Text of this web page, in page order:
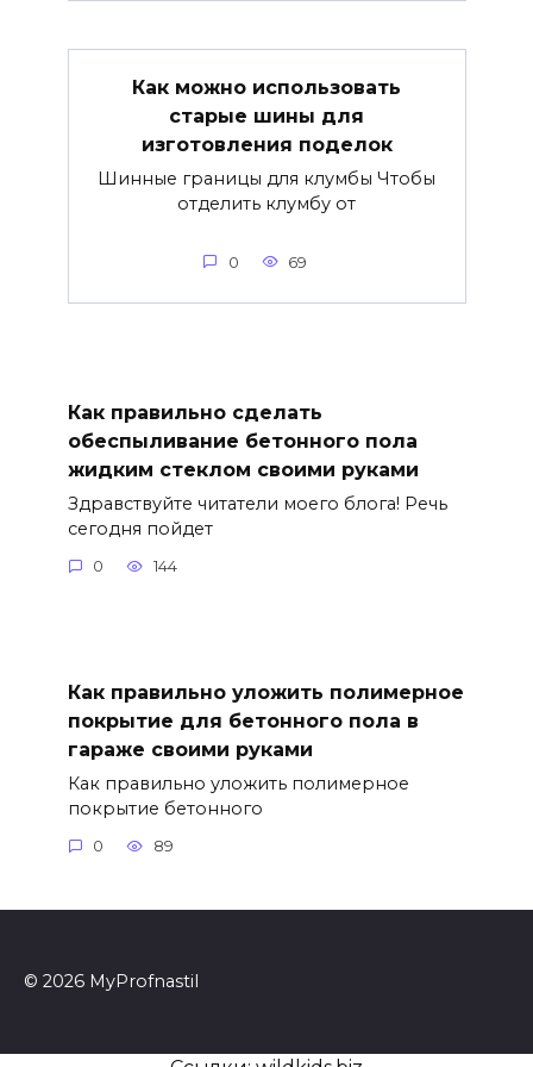
Как можно использовать
старые шины для
изготовления поделок
Шинные границы для клумбы Чтобы
отделить клумбу от
0 69
Как правильно сделать
обеспыливание бетонного пола
жидким стеклом своими руками
Здравствуйте читатели моего блога! Речь
сегодня пойдет
0 144
Как правильно уложить полимерное
покрытие для бетонного пола в
гараже своими руками
Как правильно уложить полимерное
покрытие бетонного
0 89
© 2026 MyProfnastil